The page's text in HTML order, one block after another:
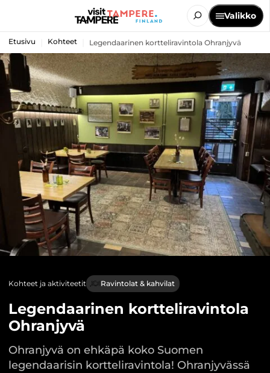
Valikko
Etusivu Kohteet Legendaarinen kortteliravintola Ohranjyvä
Kohteet ja aktiviteetit Ravintolat & kahvilat
Legendaarinen kortteliravintola
Ohranjyvä
Ohranjyvä on ehkäpä koko Suomen
legendaarisin kortteliravintola! Ohranjyvässä